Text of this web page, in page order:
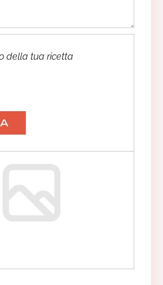
della tua ricetta